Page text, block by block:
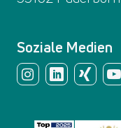
Soziale Medien